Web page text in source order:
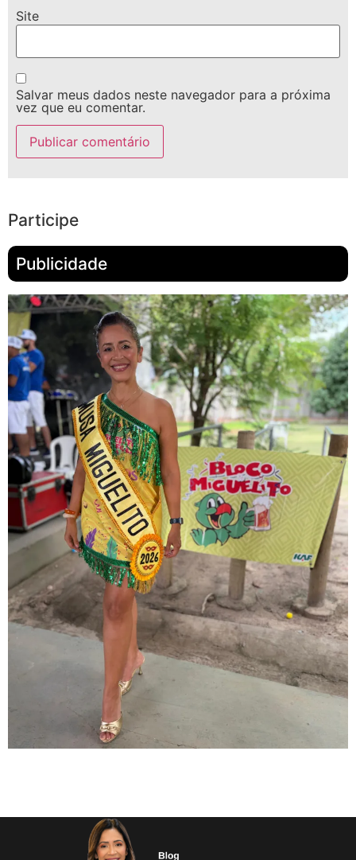
Site
Salvar meus dados neste navegador para a próxima
vez que eu comentar.
Participe
Publicidade